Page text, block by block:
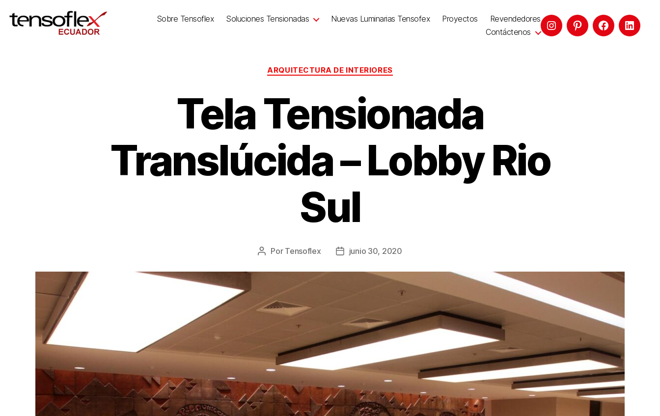
Sobre Tensoflex Soluciones Tensionadas Nuevas Luminarias Tensofex Proyectos
Revendedores
Contáctenos
ARQUITECTURA DE INTERIORES
Tela Tensionada
Translúcida – Lobby Rio
Sul
Por Tensoflex junio 30, 2020